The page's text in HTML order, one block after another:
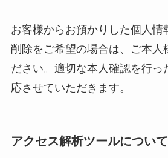
お客様からお預かりした個人情
削除をご希望の場合は、ご本人
ださい。適切な本人確認を行っ
応させていただきます。
アクセス解析ツールについて